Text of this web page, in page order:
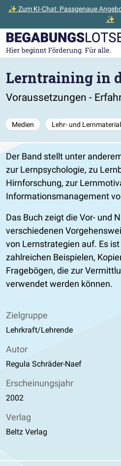
✨ Zum KI-Chat: Passgenaue
✨
Zum Hauptinhalt der Seite
Zur Startseite gehen
Lerntraining in
Voraussetzungen -
Medien Lehr- und
Der Band stellt unter
zur Lernpsychologie, zu
Hirnforschung, zur
Informationsmanagement
Das Buch zeigt die Vor- und
verschiedenen
von Lernstrategien auf. Es
zahlreichen Beispielen,
Fragebögen, die zur
verwendet werden können.
Zielgruppe
Lehrkraft/Lehrende
Autor
Regula Schräder-Naef
Erscheinungsjahr
2002
Verlag
Beltz Verlag